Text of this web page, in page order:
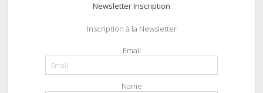
Newsletter Inscription
Inscription à la Newsletter
Email
Name